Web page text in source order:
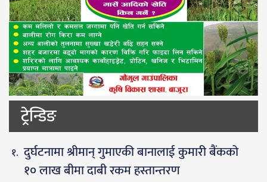
ट्रेन्डिङ
दुर्घटनामा श्रीमान् गुमाएकी बानालाई कुमारी बैंकको
१० लाख बीमा दाबी रकम हस्तान्तरण